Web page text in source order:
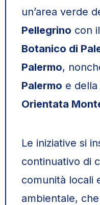
un’area verde
Pellegrino con
Botanico di
Palermo,
Palermo e della
Orientata
Le iniziative si
continuativo di
comunità locali
ambientale,